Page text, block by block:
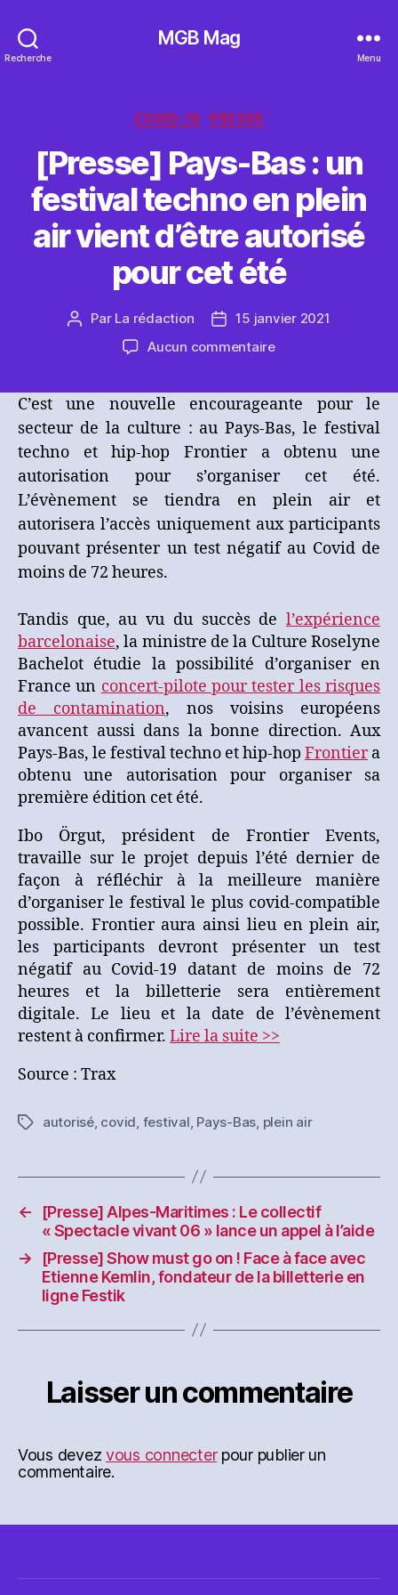
Recherche
MGB Mag
Menu
Catégories
COVID-19 PRESSE
[Presse] Pays-Bas : un
festival techno en plein
air vient d’être autorisé
pour cet été
Auteur
Par La rédaction
Date15 janvier 2021
Aucun commentairesur
Bas
:
festival
techno
en
plein
air
pour
cet
été
C’est une nouvelle encourageante pour le
secteur de la culture : au Pays-Bas, le festival
techno et hip-hop Frontier a obtenu une
autorisation pour s’organiser cet été.
L’évènement se tiendra en plein air et
autorisera l’accès uniquement aux participants
pouvant présenter un test négatif au Covid de
moins de 72 heures.
Tandis que, au vu du succès de l’expérience
barcelonaise, la ministre de la Culture Roselyne
Bachelot étudie la possibilité d’organiser en
France un concert-pilote pour tester les risques
de contamination, nos voisins européens
avancent aussi dans la bonne direction. Aux
Pays-Bas, le festival techno et hip-hop Frontiera
obtenu une autorisation pour organiser sa
première édition cet été.
Ibo Örgut, président de Frontier Events,
travaille sur le projet depuis l’été dernier de
façon à réfléchir à la meilleure manière
d’organiser le festival le plus covid-compatible
possible. Frontier aura ainsi lieu en plein air,
les participants devront présenter un test
négatif au Covid-19 datant de moins de 72
heures et la billetterie sera entièrement
digitale. Le lieu et la date de l’évènement
restent à confirmer. Lire la suite >>
Source : Trax
Étiquettes
autorisé, covid festival Pays-Bas plein air
←
[Presse] Alpes-Maritimes : Le collectif
« Spectacle vivant 06 » lance un appel à l’aide
→
[Presse] Show must go on ! Face à face avec
Etienne Kemlin, fondateur de la billetterie en
ligne Festik
Laisser un commentaire
Vous devezvous connecterpour publier un
commentaire.